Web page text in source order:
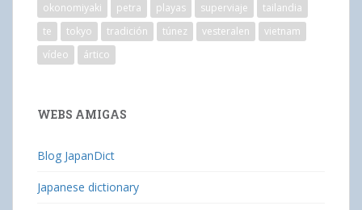
okonomiyaki
petra playas superviaje
tailandia
te
tokyo tradición túnez vesteralen
vietnam
vídeo
ártico
WEBS AMIGAS
Blog JapanDict
Japanese dictionary